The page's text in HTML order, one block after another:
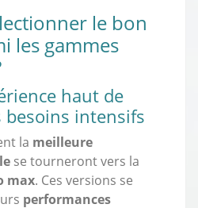
le bon
les gammes
haut de
besoins intensifs
la meilleure
se tourneront vers la
max. Ces versions se
performances